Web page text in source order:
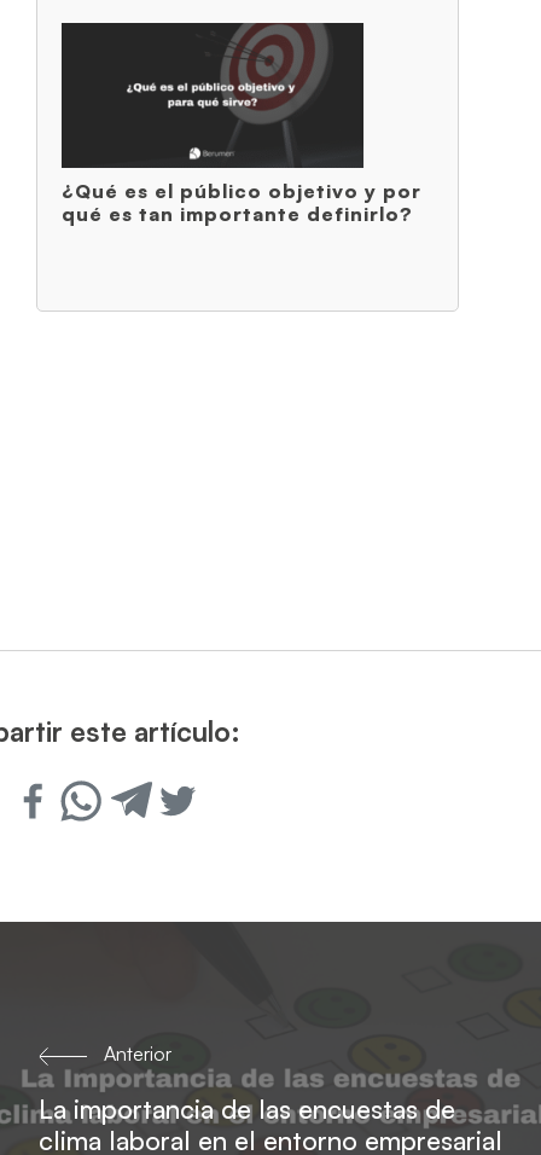
¿Qué es el público objetivo y por
qué es tan importante definirlo?
este artículo:
Anterior
La importancia de las encuestas de
clima laboral en el entorno empresarial